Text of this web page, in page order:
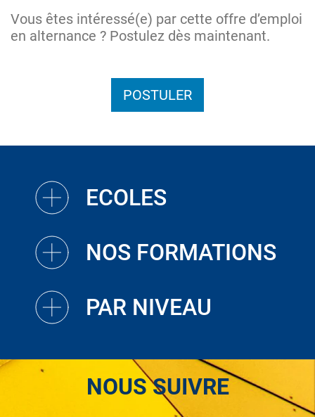
Vous êtes intéressé(e) par cette offre d’emploi
en alternance ? Postulez dès maintenant.
POSTULER
ECOLES
NOS FORMATIONS
PAR NIVEAU
NOUS SUIVRE